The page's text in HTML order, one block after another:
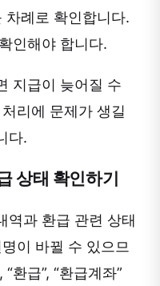
차례로 확인합니다.
인해야 합니다.
지급이 늦어질 수
리에 문제가 생길
다.
상태 확인하기
역과 환급 관련 상태
이 바뀔 수 있으므
“환급”, “환급계좌”